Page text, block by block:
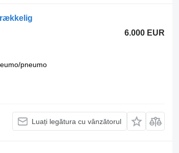
6.000 EUR
pneumo
Luați legătura cu vânzătorul